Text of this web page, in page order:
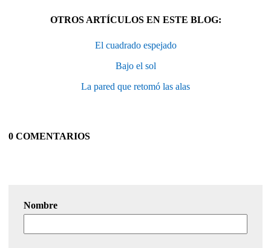
OTROS ARTÍCULOS EN ESTE BLOG:
El cuadrado espejado
Bajo el sol
La pared que retomó las alas
0 COMENTARIOS
Nombre